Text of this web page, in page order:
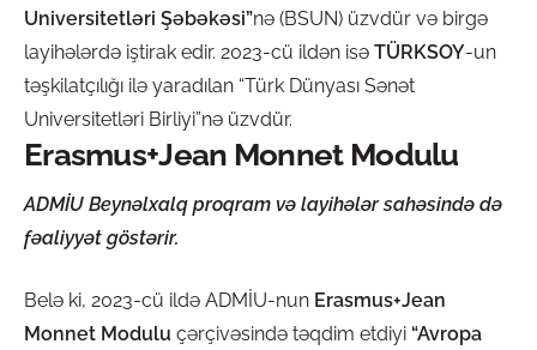
Universitetləri Şəbəkəsi”nə (BSUN) üzvdür və birgə
layihələrdə iştirak edir. 2023-cü ildən isə TÜRKSOY-un
təşkilatçılığı ilə yaradılan “Türk Dünyası Sənət
Universitetləri Birliyi”nə üzvdür.
Erasmus+Jean Monnet Modulu
ADMİU Beynəlxalq proqram və layihələr sahəsində də
fəaliyyət göstərir.
Belə ki, 2023-cü ildə ADMİU-nun Erasmus+Jean
Monnet Modulu çərçivəsində təqdim etdiyi “Avropa